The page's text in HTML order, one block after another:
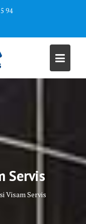
94
Servis
Visam Servis